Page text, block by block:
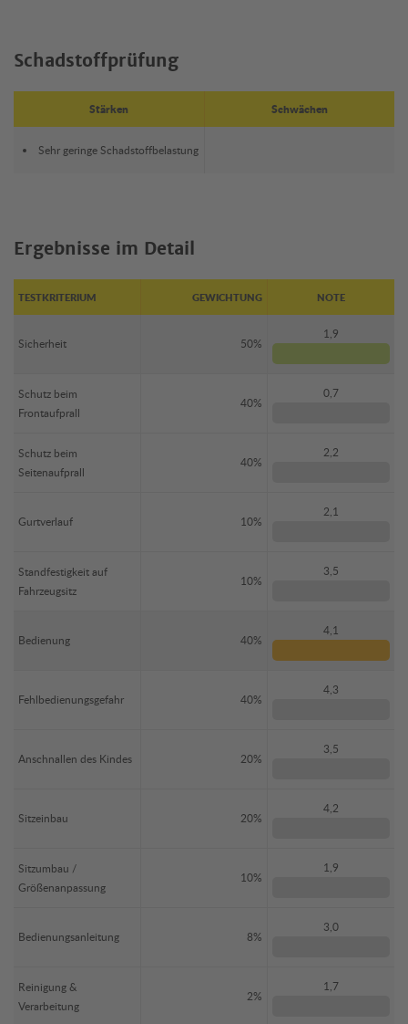
Schadstoffprüfung
Stärken Schwächen
Sehr geringe Schadstoffbelastung
Ergebnisse im Detail
TESTKRITERIUM GEWICHTUNG NOTE
Sicherheit 50%
1,9
Schutz beim
Frontaufprall
40%
0,7
Schutz beim
Seitenaufprall
40%
2,2
Gurtverlauf 10%
2,1
Standfestigkeit auf
Fahrzeugsitz
10%
3,5
Bedienung 40%
4,1
Fehlbedienungsgefahr 40%
4,3
Anschnallen des Kindes 20%
3,5
Sitzeinbau 20%
4,2
Sitzumbau /
Größenanpassung
10%
1,9
Bedienungsanleitung 8%
3,0
Reinigung &
Verarbeitung
2%
1,7